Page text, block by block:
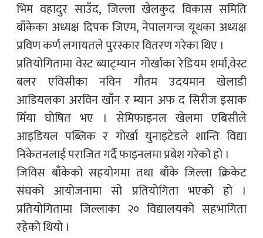
भिम वहादुर साउँद, जिल्ला खेलकुद विकास समिति
बाँकेका अध्यक्ष दिपक जिएम, नेपालगन्ज यूथका अध्यक्ष
प्रविण कर्ण लगायतले पुरस्कार वितरण गरेका थिए ।
प्रतियोगितामा वेस्ट ब्याट्म्यान गोर्खाका रेडियम शर्मा,वेस्ट
बलर एविसीका नविन गौतम उदयमान खेलाडी
आडियलका अरविन खाँन र म्यान अफ द सिरीज इसाक
मिँया घोषित भए । सेमिफाइनल खेलमा एबिसीले
आइडियल पब्लिक र गोर्खा युनाइटेडले शान्ति विद्या
निकेतनलाई पराजित गर्दै फाइनलमा प्रबेश गरेको हो ।
जिविस बाँकेको सहयोगमा तथा बाँके जिल्ला क्रिकेट
संघको आयोजनामा सो प्रतियोगिता भएकोे हो ।
प्रतियोगितामा जिल्लाका २० विद्यालयको सहभागिता
रहेको थियो ।